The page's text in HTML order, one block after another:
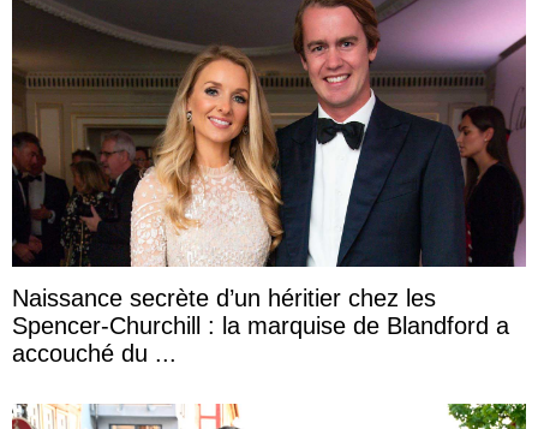
Naissance secrète d’un héritier chez les
Spencer-Churchill : la marquise de Blandford a
accouché du ...